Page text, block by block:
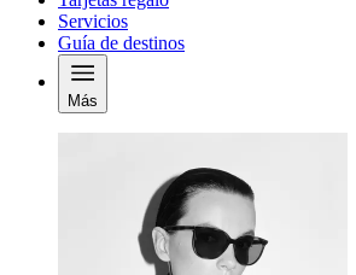
Servicios
Guía de destinos
Más